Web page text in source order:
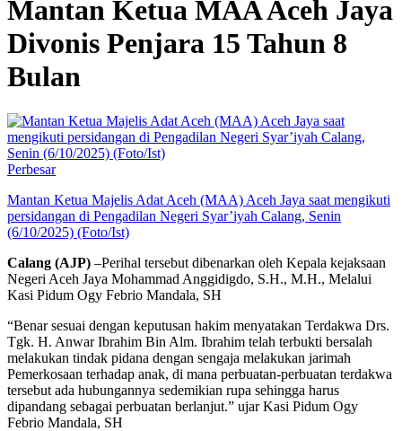
Mantan Ketua MAA Aceh Jaya
Divonis Penjara 15 Tahun 8
Bulan
Perbesar
Mantan Ketua Majelis Adat Aceh (MAA) Aceh Jaya saat mengikuti
persidangan di Pengadilan Negeri Syar’iyah Calang, Senin
(6/10/2025) (Foto/Ist)
Calang (AJP) –Perihal tersebut dibenarkan oleh Kepala kejaksaan
Negeri Aceh Jaya Mohammad Anggidigdo, S.H., M.H., Melalui
Kasi Pidum Ogy Febrio Mandala, SH
“Benar sesuai dengan keputusan hakim menyatakan Terdakwa Drs.
Tgk. H. Anwar Ibrahim Bin Alm. Ibrahim telah terbukti bersalah
melakukan tindak pidana dengan sengaja melakukan jarimah
Pemerkosaan terhadap anak, di mana perbuatan-perbuatan terdakwa
tersebut ada hubungannya sedemikian rupa sehingga harus
dipandang sebagai perbuatan berlanjut.” ujar Kasi Pidum Ogy
Febrio Mandala, SH